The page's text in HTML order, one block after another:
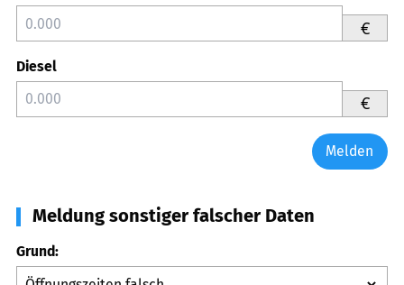
€
Diesel
€
Melden
Meldung sonstiger falscher Daten
Grund: